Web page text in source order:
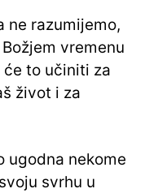
ne razumijemo,
vremenu
to učiniti za
život i za
ugodna nekome
svrhu u